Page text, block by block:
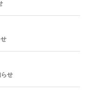
せ